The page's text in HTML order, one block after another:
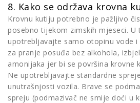
8. Kako se održava krovna
Krovnu kutiju potrebno je pažljivo
posebno tijekom zimskih mjeseci. U
upotrebljavajte samo otopinu vode i
za pranje posuđa bez alkohola,
amonijaka jer bi se površina krovne
Ne upotrebljavajte standardne
unutrašnjosti vozila. Brave se
spreju (podmazivač ne smije doći u